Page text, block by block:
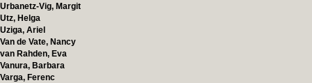
Urbanetz-Vig, Margit
Utz, Helga
Uziga, Ariel
Van de Vate, Nancy
van Rahden, Eva
Vanura, Barbara
Varga, Ferenc